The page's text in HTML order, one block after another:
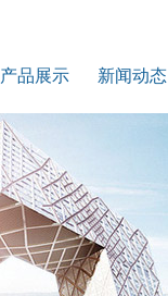
产品展示 新闻动态